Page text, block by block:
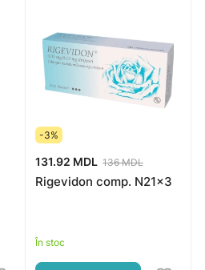
-3%
131.92 MDL 136 MDL
Rigevidon comp. N21x3
În stoc